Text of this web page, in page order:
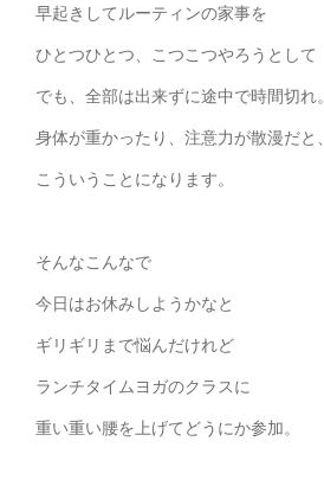
早起きしてルーティンの家事を
ひとつひとつ、こつこつやろうとして
でも、全部は出来ずに途中で時間切れ。
身体が重かったり、注意力が散漫だと、
こういうことになります。
そんなこんなで
今日はお休みしようかなと
ギリギリまで悩んだけれど
ランチタイムヨガのクラスに
重い重い腰を上げてどうにか参加。